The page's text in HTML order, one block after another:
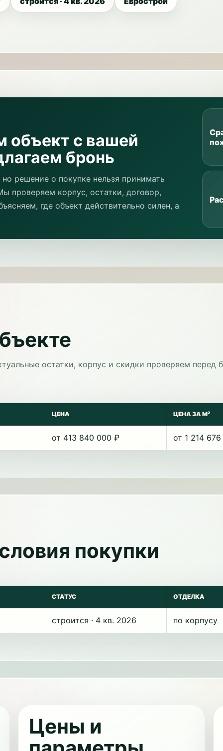
объект с вашей
бронь
решение о покупке нельзя принимать
проверяем корпус, остатки, договор,
где объект действительно силен, а
остатки, корпус и скидки проверяем перед
ЦЕНА ЦЕНА ЗА М²
от 413 840 000 ₽ от 1 214
покупки
СТАТУС ОТДЕЛКА
строится · 4 кв. 2026 по корпусу
Цены и